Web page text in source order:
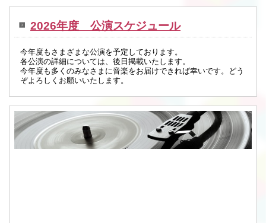
2026年度 公演スケジュール
今年度もさまざまな公演を予定しております。
各公演の詳細については、後日掲載いたします。
今年度も多くのみなさまに音楽をお届けできれば幸いです。どう
ぞよろしくお願いいたします。